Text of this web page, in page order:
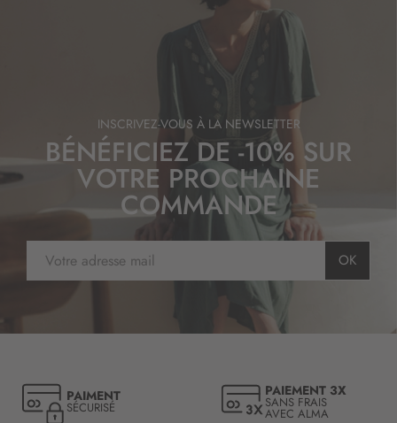
INSCRIVEZ-VOUS À LA NEWSLETTER
BÉNÉFICIEZ DE -10% SUR
VOTRE PROCHAINE
COMMANDE
s
i
o
OK
PAIMENT
SÉCURISÉ
PAIEMENT 3X
SANS FRAIS
AVEC ALMA